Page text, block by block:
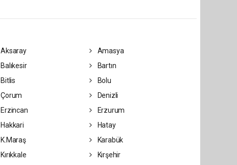
Aksaray
Amasya
Balıkesir
Bartın
Bitlis
Bolu
Çorum
Denizli
Erzincan
Erzurum
Hakkari
Hatay
K.Maraş
Karabük
Kırıkkale
Kırşehir